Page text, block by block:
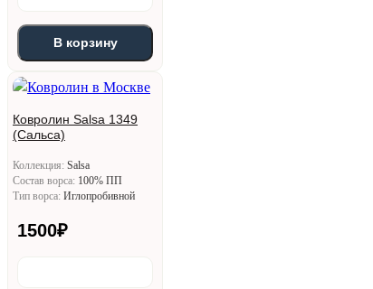
В корзину
Ковролин Salsa 1349
(Сальса)
Коллекция: Salsa
Состав ворса: 100% ПП
Тип ворса: Иглопробивной
1500₽